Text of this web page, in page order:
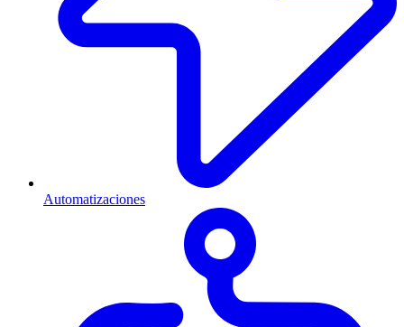
Automatizaciones